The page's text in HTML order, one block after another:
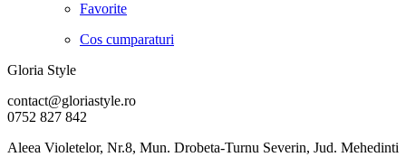
Favorite
Cos cumparaturi
Gloria Style
contact@gloriastyle.ro
0752 827 842
Aleea Violetelor, Nr.8, Mun. Drobeta-Turnu Severin, Jud. Mehedinti